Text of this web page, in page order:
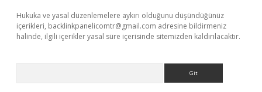
Hukuka ve yasal düzenlemelere aykırı olduğunu düşündüğünüz
içerikleri, backlinkpanelicomtr@gmail.com adresine bildirmeniz
halinde, ilgili içerikler yasal süre içerisinde sitemizden kaldırılacaktır.